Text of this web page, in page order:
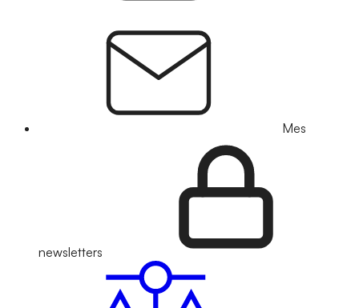
Mes
newsletters